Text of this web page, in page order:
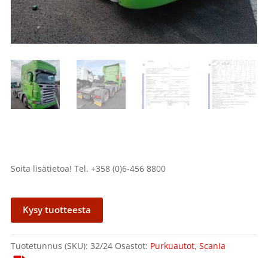
Soita lisätietoa! Tel. +358 (0)6-456 8800
Kysy tuotteesta
Tuotetunnus (SKU): 32/24 Osastot: Purkuautot, Scania